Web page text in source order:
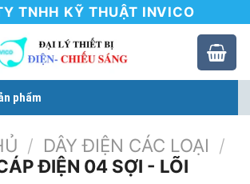
TNHH KỸ THUẬT INVICO
phẩm
/ DÂY ĐIỆN CÁC LOẠI /
ĐIỆN 04 SỢI - LÕI